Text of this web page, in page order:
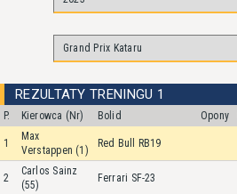
REZULTATY TRENINGU 1
P. Kierowca (Nr) Bolid Opony
1
Max
Verstappen (1)
Red Bull RB19
2
Carlos Sainz
(55)
Ferrari SF-23